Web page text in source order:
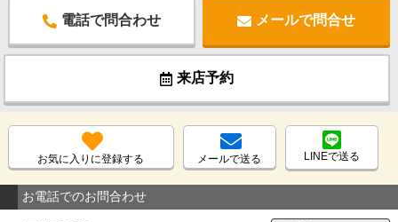
電話で問合わせ メールで問合せ
来店予約
お気に入りに登録する メールで送る LINEで送る
お電話でのお問合わせ